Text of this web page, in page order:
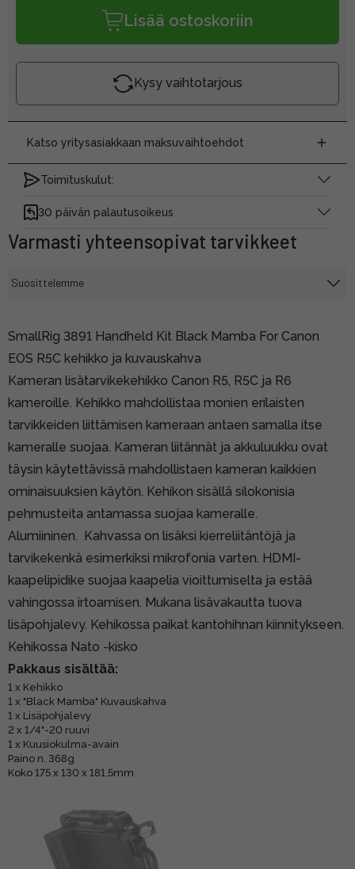
Lisää ostoskoriin
Kysy vaihtotarjous
Katso yritysasiakkaan maksuvaihtoehdot
Toimituskulut:
30 päivän palautusoikeus
Varmasti yhteensopivat tarvikkeet
SmallRig 3891 Handheld Kit Black Mamba For Canon
EOS R5C kehikko ja kuvauskahva
Kameran lisätarvikekehikko Canon R5, R5C ja R6
kameroille. Kehikko mahdollistaa monien erilaisten
tarvikkeiden liittämisen kameraan antaen samalla itse
kameralle suojaa. Kameran liitännät ja akkuluukku ovat
täysin käytettävissä mahdollistaen kameran kaikkien
ominaisuuksien käytön. Kehikon sisällä silokonisia
pehmusteita antamassa suojaa kameralle.
Alumiininen. Kahvassa on lisäksi kierreliitäntöjä ja
tarvikekenkä esimerkiksi mikrofonia varten. HDMI-
kaapelipidike suojaa kaapelia vioittumiselta ja estää
vahingossa irtoamisen. Mukana lisävakautta tuova
lisäpohjalevy. Kehikossa paikat kantohihnan kiinnitykseen.
Kehikossa Nato -kisko
Pakkaus sisältää:
1 x Kehikko
1 x "Black Mamba" Kuvauskahva
1 x Lisäpohjalevy
2 x 1/4"-20 ruuvi
1 x Kuusiokulma-avain
Paino n. 368g
Koko 175 x 130 x 181,5mm